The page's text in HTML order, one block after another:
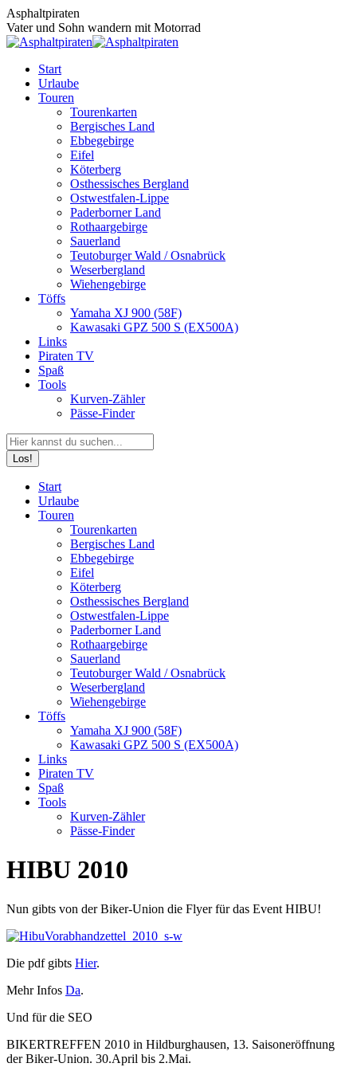
Zum
Inhalt
springen
Asphaltpiraten
Vater und Sohn wandern mit Motorrad
Start
Urlaube
Touren
Tourenkarten
Bergisches Land
Ebbegebirge
Eifel
Köterberg
Osthessisches Bergland
Ostwestfalen-Lippe
Paderborner Land
Rothaargebirge
Sauerland
Teutoburger Wald / Osnabrück
Weserbergland
Wiehengebirge
Töffs
Yamaha XJ 900 (58F)
Kawasaki GPZ 500 S (EX500A)
Links
Piraten TV
Spaß
Tools
Kurven-Zähler
Pässe-Finder
Search:
page
opens
page
opens
page
opens
Start
Urlaube
Touren
Tourenkarten
Bergisches Land
Ebbegebirge
Eifel
Köterberg
Osthessisches Bergland
Ostwestfalen-Lippe
Paderborner Land
Rothaargebirge
Sauerland
Teutoburger Wald / Osnabrück
Weserbergland
Wiehengebirge
Töffs
Yamaha XJ 900 (58F)
Kawasaki GPZ 500 S (EX500A)
Links
Piraten TV
Spaß
Tools
Kurven-Zähler
Pässe-Finder
HIBU 2010
Nun gibts von der Biker-Union die Flyer für das Event HIBU!
Die pdf gibts Hier.
Mehr Infos Da.
Und für die SEO
BIKERTREFFEN 2010 in Hildburghausen, 13. Saisoneröffnung
der Biker-Union. 30.April bis 2.Mai.